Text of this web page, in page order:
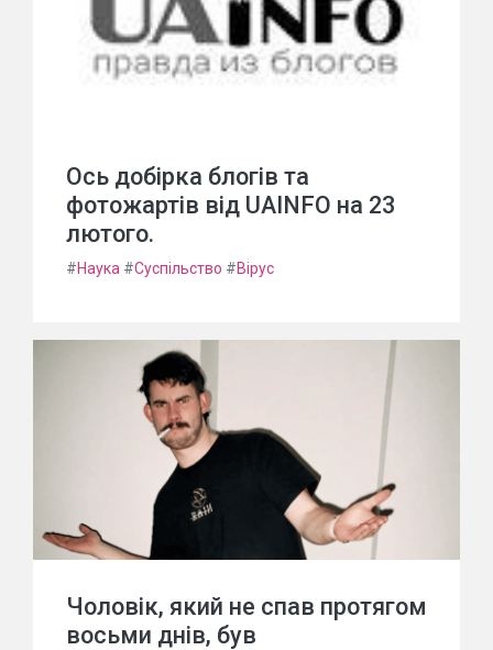
Ось добірка блогів та
фотожартів від UAINFO на 23
лютого.
#Наука #Суспільство #Вірус
Чоловік, який не спав протягом
восьми днів, був